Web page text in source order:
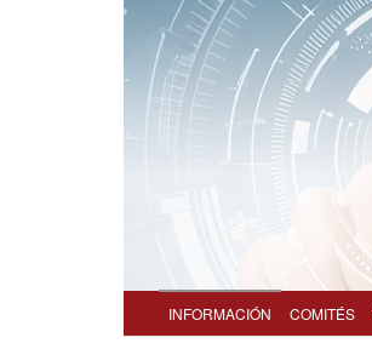
INFORMACIÓN COMITÉS